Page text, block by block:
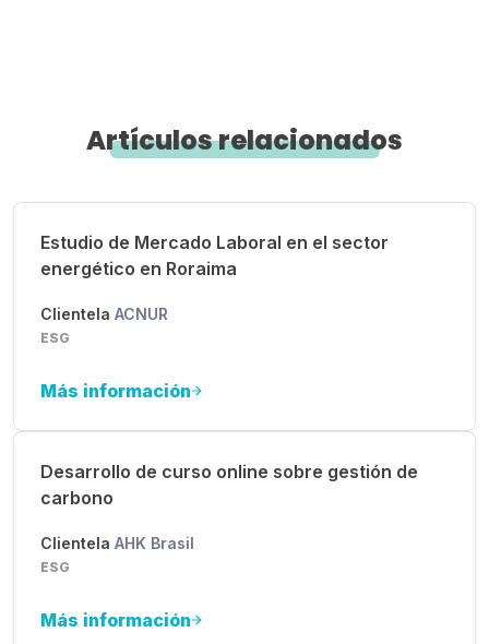
Artículos relacionados
Estudio de Mercado Laboral en el sector
energético en Roraima
Clientela ACNUR
ESG
Más información
Desarrollo de curso online sobre gestión de
carbono
Clientela AHK Brasil
ESG
Más información